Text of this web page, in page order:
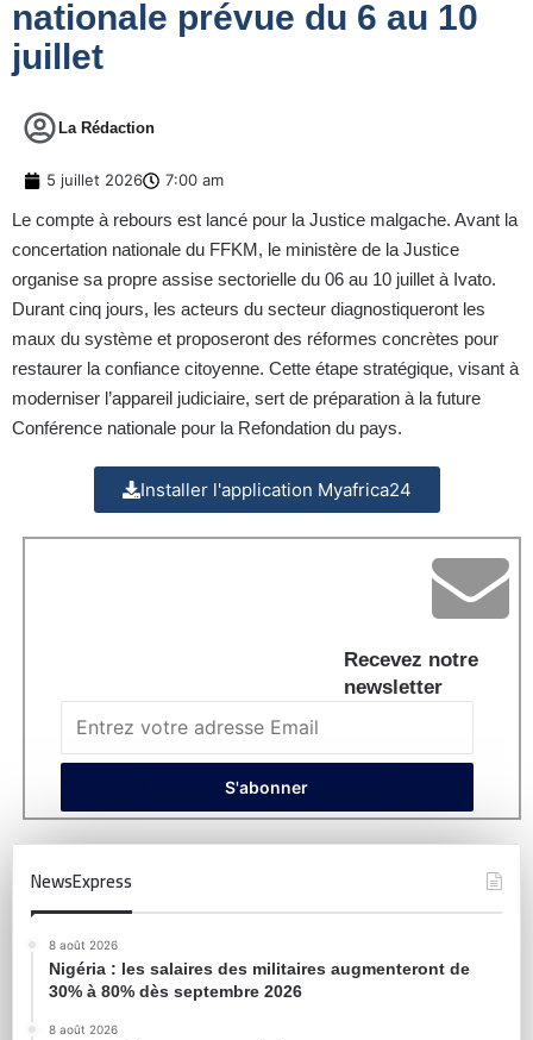
nationale prévue du 6 au 10
juillet
La Rédaction
5 juillet 2026 7:00 am
Le compte à rebours est lancé pour la Justice malgache. Avant la
concertation nationale du FFKM, le ministère de la Justice
organise sa propre assise sectorielle du 06 au 10 juillet à Ivato.
Durant cinq jours, les acteurs du secteur diagnostiqueront les
maux du système et proposeront des réformes concrètes pour
restaurer la confiance citoyenne. Cette étape stratégique, visant à
moderniser l’appareil judiciaire, sert de préparation à la future
Conférence nationale pour la Refondation du pays.
Installer l'application Myafrica24
Recevez notre
newsletter
NewsExpress
8 août 2026
Nigéria : les salaires des militaires augmenteront de
30% à 80% dès septembre 2026
8 août 2026